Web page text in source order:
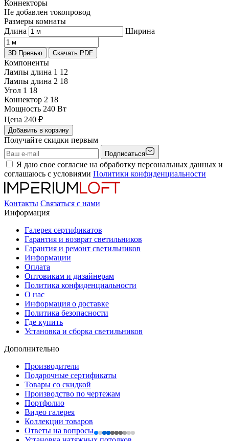
Коннекторы
Не добавлен токопровод
Размеры комнаты
Длина
Ширина
3D Превью Скачать PDF
Компоненты
Лампы длина 1 12
Лампы длина 2 18
Угол 1 18
Коннектор 2 18
Мощность 240 Вт
Цена 240 ₽
Добавить в корзину
Получайте скидки первым
Подписаться
Я даю свое согласие на обработку персональных данных и
соглашаюсь с условиями Политики конфиденциальности
Контакты Связаться с нами
Информация
Галерея сертификатов
Гарантия и возврат светильников
Гарантия и ремонт светильников
Информации
Оплата
Оптовикам и дизайнерам
Политика конфиденциальности
О нас
Информация о доставке
Политика безопасности
Где купить
Установка и сборка светильников
Дополнительно
Производители
Подарочные сертификаты
Товары со скидкой
Производство по чертежам
Портфолио
Видео галерея
Коллекции товаров
Ответы на вопросы